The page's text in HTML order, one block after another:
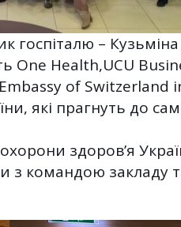
–
Health,UCU
of Switzerland
які прагнуть до
здоров’я
командою закладу